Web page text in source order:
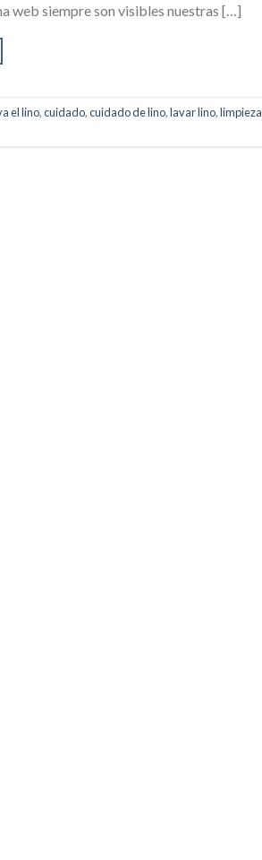
web siempre son visibles nuestras […]
el lino,cuidado,cuidado de lino,lavar lino,limpieza